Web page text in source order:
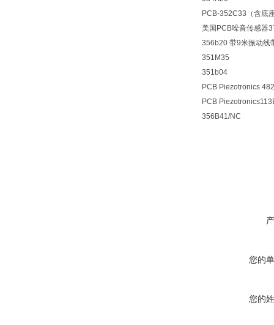
PCB-352C33（含底
美国PCB噪音传感器
356b20 带9米振动线
351M35
351b04
PCB Piezotronics
PCB
356B41/NC
您的
您的